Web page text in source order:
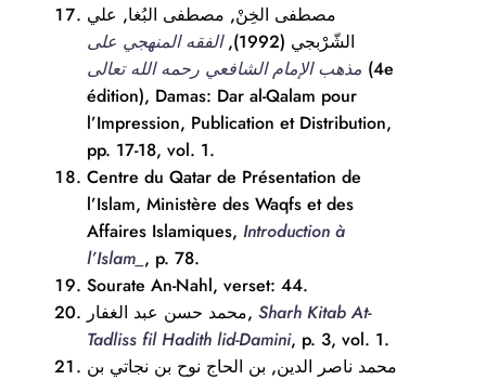
مصطفى الخِنْ, مصطفى البُغا, علي
الشّرْبجي (1992),
الفقه المنهجي على
مذهب الإمام الشافعي رحمه الله تعالى (4e
édition), Damas: Dar al-Qalam pour
l’Impression, Publication et Distribution,
pp. 17-18, vol. 1.
Centre du Qatar de Présentation de
l’Islam, Ministère des Waqfs et des
Affaires Islamiques, Introduction à
l’Islam_ , p. 78.
Sourate An-Nahl, verset: 44.
محمد حسن عبد الغفار, Sharh Kitab At-
Tadliss fil Hadith lid-Damini, p. 3, vol. 1.
محمد ناصر الدين, بن الحاج نوح بن نجاتي بن